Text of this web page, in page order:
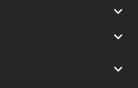


